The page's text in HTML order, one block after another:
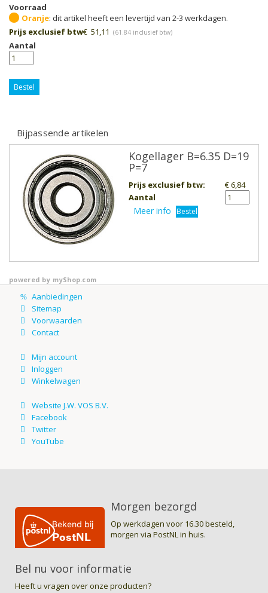
Voorraad
Oranje
Prijs exclusief btw€ 51,11 (61.84 inclusief btw)
Aantal
Bestel
Bijpassende artikelen
Kogellager B=6.35 D=19
P=7
Prijs exclusief btw:
€ 6,84
Aantal
Meer info Bestel
powered by myShop.com
Morgen bezorgd
Op werkdagen voor 16.30 besteld,
morgen via PostNL in huis.
Bel nu voor informatie
Heeft u vragen over onze producten?